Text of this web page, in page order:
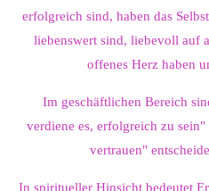
erfolgreich sind, haben das
liebenswert sind, liebevoll auf
offenes Herz haben
Im geschäftlichen Bereich
verdiene es, erfolgreich zu
vertrauen"
In spiritueller Hinsicht bedeutet